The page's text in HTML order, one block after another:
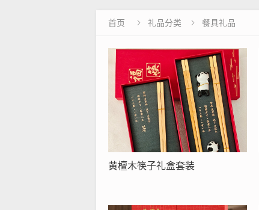
首页  礼品分类  餐具礼品
黄檀木筷子礼盒套装